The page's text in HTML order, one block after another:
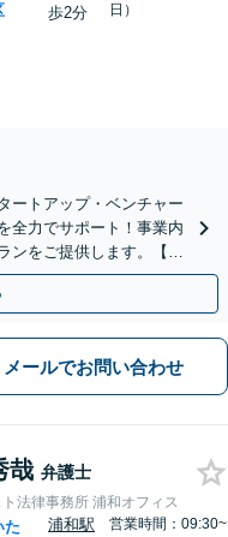
歩2分
日）
ートアップ・ベンチャー
全力でサポート！事業内
ンをご提供します。【顧
メールでお問い合わせ
哉 弁護士
法律事務所 浦和オフィス
た
浦和駅
営業時間：09:30~